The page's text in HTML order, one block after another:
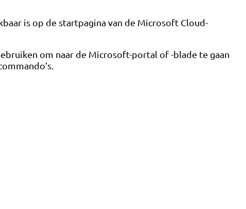
is op de startpagina van de Microsoft Cloud-
om naar de Microsoft-portal of -blade te gaan